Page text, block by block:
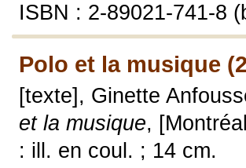
ISBN : 2-89021-741-8
Polo et la musique
[texte], Ginette
et la musique,
: ill. en coul. ; 14 cm.